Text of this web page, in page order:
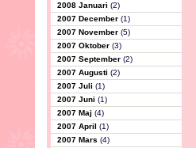
2008 Januari (2)
2007 December (1)
2007 November (5)
2007 Oktober (3)
2007 September (2)
2007 Augusti (2)
2007 Juli (1)
2007 Juni (1)
2007 Maj (4)
2007 April (1)
2007 Mars (4)